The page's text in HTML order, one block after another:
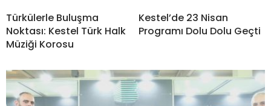
Türkülerle Buluşma
Noktası: Kestel Türk Halk
Müziği Korosu
Kestel’de 23 Nisan
Programı Dolu Dolu Geçti